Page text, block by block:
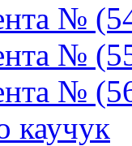
№
№
№
каучук